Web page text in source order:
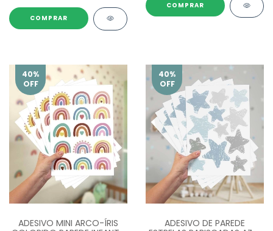
COMPRAR
40%
OFF
ADESIVO MINI ARCO-ÍRIS
40%
OFF
ADESIVO DE PAREDE